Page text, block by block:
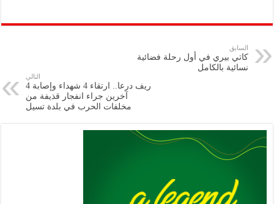
p
y
Li
eb
oo
k
tt
nt
at
A
p
p
gr
ai
ar
السابق
كاتي بيري في أول رحلة فضائية
نسائية بالكامل
التالي
ريف درعا.. ارتقاء 4 شهداء وإصابة 4
آخرين جراء انفجار قذيفة من
مخلفات الحرب في بلدة تسيل